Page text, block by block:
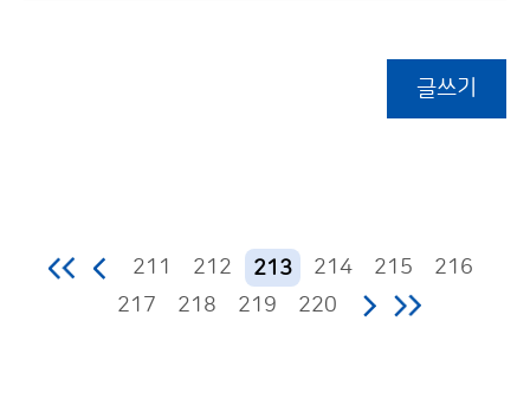
글쓰기
211 212 213 214 215
216
217
218 219 220